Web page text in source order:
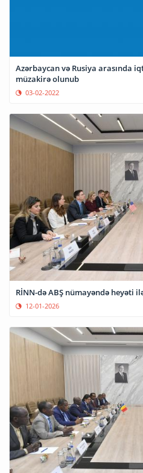
Azərbaycan və Rusiya arasında
müzakirə olunub
03-02-2022
RİNN-də ABŞ nümayəndə heyəti
12-01-2026